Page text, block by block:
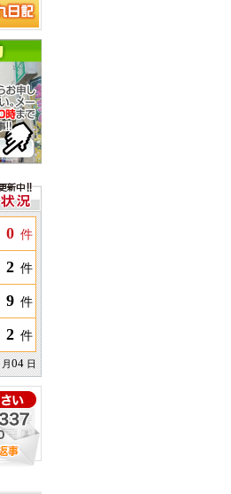
0 件
2 件
9 件
2 件
月04 日